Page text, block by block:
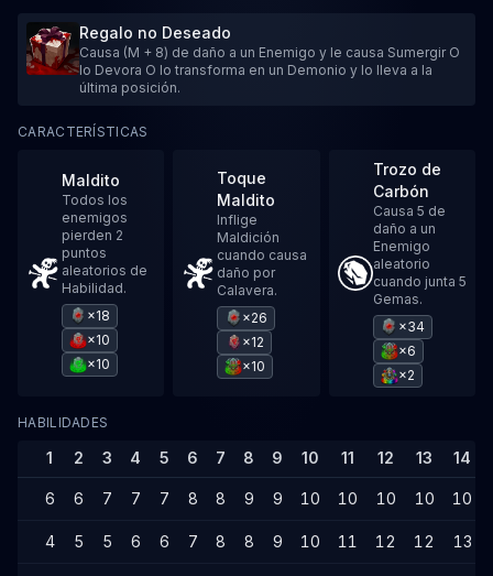
Regalo no Deseado
Causa (M + 8) de daño a un Enemigo y le causa Sumergir O
lo Devora O lo transforma en un Demonio y lo lleva a la
última posición.
CARACTERÍSTICAS
Maldito
Todos los
enemigos
pierden 2
puntos
aleatorios de
Habilidad.
×18
×10
×10
Toque
Maldito
Inflige
Maldición
cuando causa
daño por
Calavera.
×26
×12
×10
Trozo de
Carbón
Causa 5 de
daño a un
Enemigo
aleatorio
cuando junta 5
Gemas.
×34
×6
×2
HABILIDADES
1 2 3 4 5 6 7 8 9 10 11 12 13 14
6 6 7 7 7 8 8 9 9 10 10 10 10 10
4 5 5 6 6 7 8 8 9 10 11 12 12 13